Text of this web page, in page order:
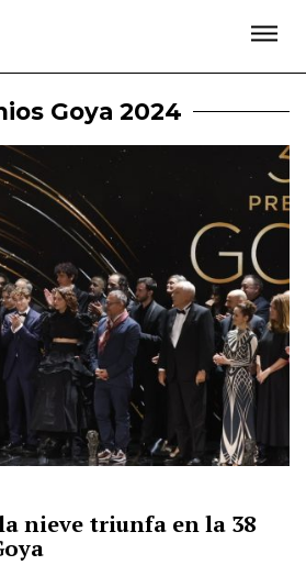
Goya 2024
nieve triunfa en la 38
DE CINE